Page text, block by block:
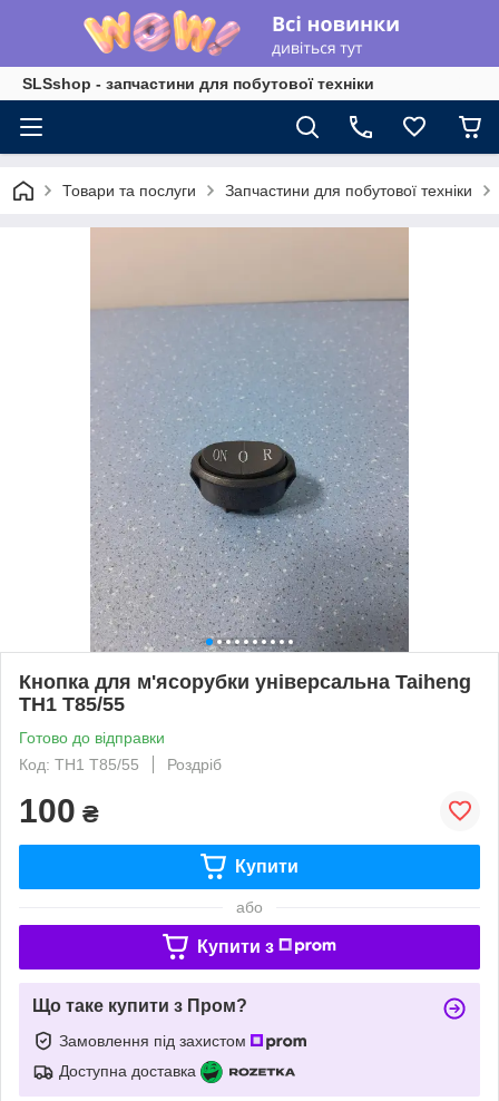
SLSshop - запчастини для побутової техніки
Товари та послуги Запчастини для побутової техніки
Кнопка для м'ясорубки універсальна Taiheng
TH1 T85/55
Готово до відправки
Код: TH1 T85/55
Роздріб
100 ₴
Купити
або
Купити з
Що таке купити з Пром?
Замовлення під захистом
Доступна доставка